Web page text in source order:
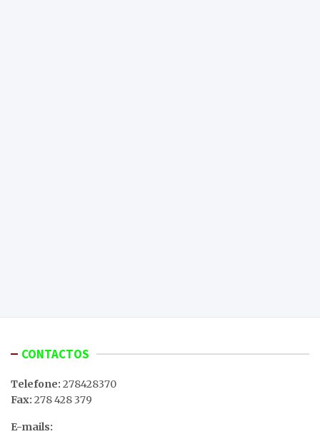
CONTACTOS
Telefone: 278428370
Fax: 278 428 379
E-mails: